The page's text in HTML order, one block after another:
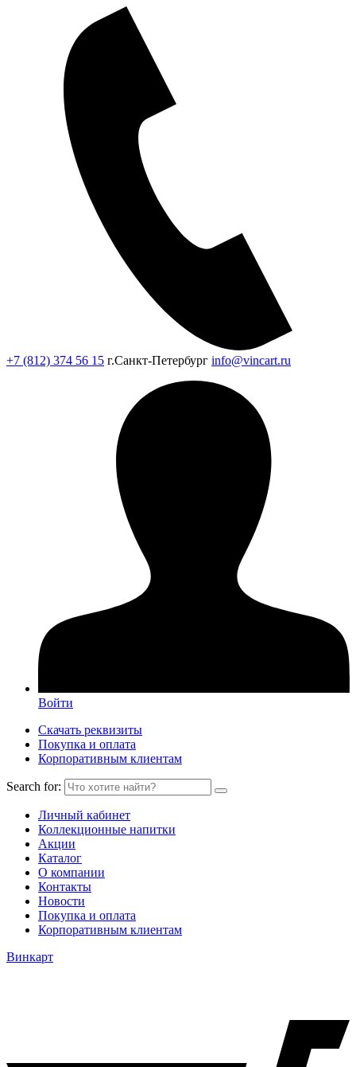
+7 (812) 374 56 15 г.Санкт-Петербург info@vincart.ru
Войти
Скачать реквизиты
Покупка и оплата
Корпоративным клиентам
Search for:
Личный кабинет
Коллекционные напитки
Акции
Каталог
О компании
Контакты
Новости
Покупка и оплата
Корпоративным клиентам
Винкарт